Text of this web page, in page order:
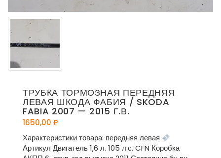
ТРУБКА ТОРМОЗНАЯ ПЕРЕДНЯЯ
ЛЕВАЯ ШКОДА ФАБИЯ / SKODA
FABIA 2007 — 2015 Г.В.
1650,00 ₽
Характеристики товара: передняя левая
Артикул Двигатель 1,6 л. 105 л.с. CFN Коробка